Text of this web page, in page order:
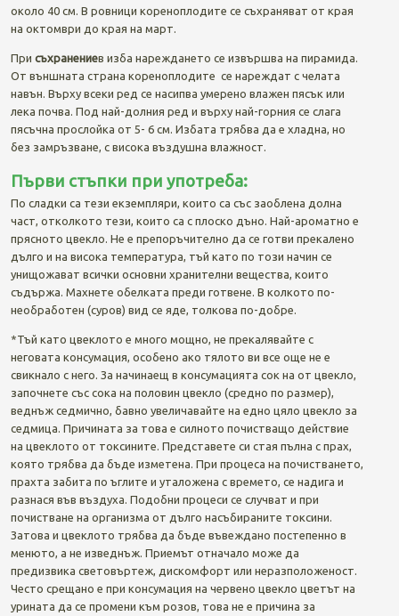
около 40 см. В ровници кореноплодите се съхраняват от края
на октомври до края на март.
При съхранениев изба нареждането се извършва на пирамида.
От външната страна кореноплодите се нареждат с челата
навън. Върху всеки ред се насипва умерено влажен пясък или
лека почва. Под най-долния ред и върху най-горния се слага
пясъчна прослойка от 5- 6 см. Избата трябва да е хладна, но
без замръзване, с висока въздушна влажност.
Първи стъпки при употреба:
По сладки са тези екземпляри, които са със заоблена долна
част, отколкото тези, които са с плоско дъно. Най-ароматно е
прясното цвекло. Не е препоръчително да се готви прекалено
дълго и на висока температура, тъй като по този начин се
унищожават всички основни хранителни вещества, които
съдържа. Махнете обелката преди готвене. В колкото по-
необработен (суров) вид се яде, толкова по-добре.
*Тъй като цвеклото е много мощно, не прекалявайте с
неговата консумация, особено ако тялото ви все още не е
свикнало с него. За начинаещ в консумацията сок на от цвекло,
започнете със сока на половин цвекло (средно по размер),
веднъж седмично, бавно увеличавайте на едно цяло цвекло за
седмица. Причината за това е силното почистващо действие
на цвеклото от токсините. Представете си стая пълна с прах,
която трябва да бъде изметена. При процеса на почистването,
прахта забита по ъглите и уталожена с времето, се надига и
разнася във въздуха. Подобни процеси се случват и при
почистване на организма от дълго насъбираните токсини.
Затова и цвеклото трябва да бъде въвеждано постепенно в
менюто, а не изведнъж. Приемът отначало може да
предизвика световъртеж, дискомфорт или неразположеност.
Често срещано е при консумация на червено цвекло цветът на
урината да се промени към розов, това не е причина за